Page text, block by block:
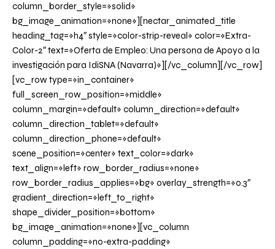
column_border_style=»solid»
bg_image_animation=»none»][nectar_animated_title
heading_tag=»h4″ style=»color-strip-reveal» color=»Extra-
Color-2″ text=»Oferta de Empleo: Una persona de Apoyo a la
investigación para IdiSNA (Navarra)»][/vc_column][/vc_row]
[vc_row type=»in_container»
full_screen_row_position=»middle»
column_margin=»default» column_direction=»default»
column_direction_tablet=»default»
column_direction_phone=»default»
scene_position=»center» text_color=»dark»
text_align=»left» row_border_radius=»none»
row_border_radius_applies=»bg» overlay_strength=»0.3″
gradient_direction=»left_to_right»
shape_divider_position=»bottom»
bg_image_animation=»none»][vc_column
column_padding=»no-extra-padding»